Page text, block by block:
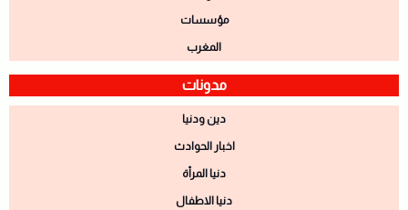
مؤسسات
المغرب
مدونات
دين ودنيا
اخبار الحوادث
دنيا المرأة
دنيا الاطفال